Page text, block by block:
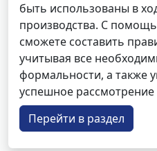
быть использованы в
производства. С
сможете составить
учитывая все
формальности, а также
успешное рассмотрение
Перейти в раздел